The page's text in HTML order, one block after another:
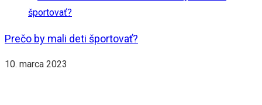
Prečo by mali deti športovať?
10. marca 2023